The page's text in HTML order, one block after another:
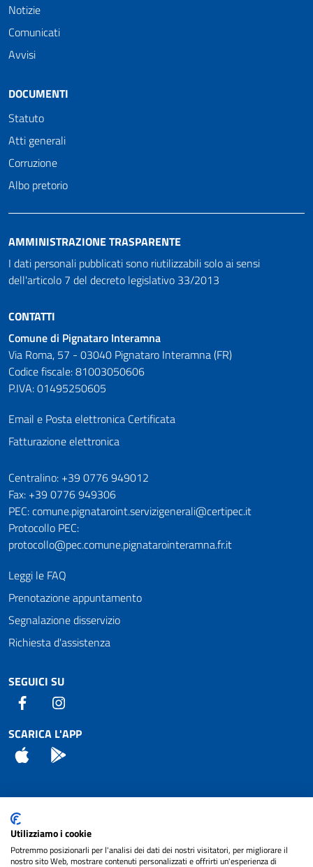
Notizie
Comunicati
Avvisi
DOCUMENTI
Statuto
Atti generali
Corruzione
Albo pretorio
AMMINISTRAZIONE TRASPARENTE
I dati personali pubblicati sono riutilizzabili solo ai sensi
dell'articolo 7 del decreto legislativo 33/2013
CONTATTI
Comune di Pignataro Interamna
Via Roma, 57 - 03040 Pignataro Interamna (FR)
Codice fiscale: 81003050606
P.IVA: 01495250605
Email e Posta elettronica Certificata
Fatturazione elettronica
Numeri utili
Centralino: +39 0776 949012
Fax: +39 0776 949306
PEC: comune.pignataroint.servizigenerali@certipec.it
Protocollo PEC:
protocollo@pec.comune.pignatarointeramna.fr.it
Leggi le FAQ
Prenotazione appuntamento
Segnalazione disservizio
Richiesta d'assistenza
SEGUICI SU
Facebook
SCARICA L'APP
App Store
Attuazione Misure PNRR
Piano di miglioramento del sito
Utilizziamo i cookie
Potremmo posizionarli per l'analisi dei dati dei nostri visitatori, per migliorare il
nostro sito Web, mostrare contenuti personalizzati e offrirti un'esperienza di